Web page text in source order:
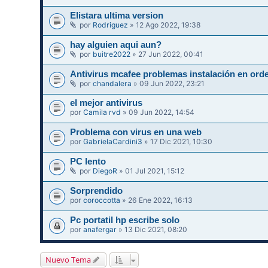
Elistara ultima version
por Rodriguez » 12 Ago 2022, 19:38
hay alguien aqui aun?
por buitre2022 » 27 Jun 2022, 00:41
Antivirus mcafee problemas instalación en
porchandalera » 09 Jun 2022, 23:21
el mejor antivirus
porCamila rvd » 09 Jun 2022, 14:54
Problema con virus en una web
porGabrielaCardini3 » 17 Dic 2021, 10:30
PC lento
por DiegoR » 01 Jul 2021, 15:12
Sorprendido
porcoroccotta » 26 Ene 2022, 16:13
Pc portatil hp escribe solo
poranafergar » 13 Dic 2021, 08:20
Nuevo Tema